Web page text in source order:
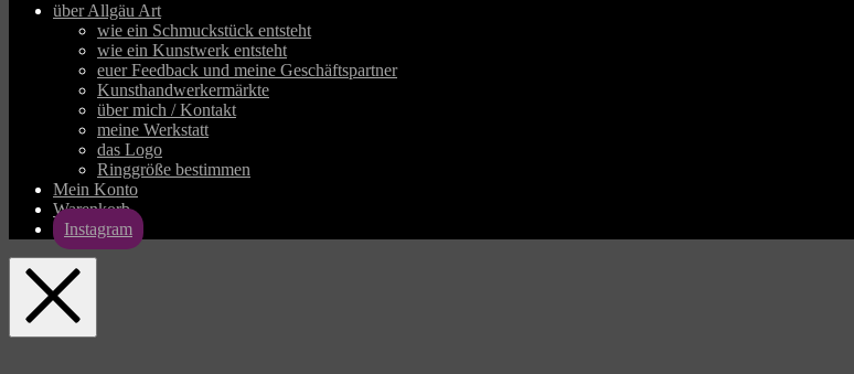
über Allgäu Art
wie ein Schmuckstück entsteht
wie ein Kunstwerk entsteht
euer Feedback und meine Geschäftspartner
Kunsthandwerkermärkte
über mich / Kontakt
meine Werkstatt
das Logo
Ringgröße bestimmen
Mein Konto
Warenkorb
Instagram